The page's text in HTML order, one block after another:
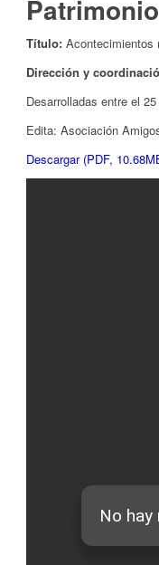
Título: Acontecimientos
Dirección y
Desarrolladas entre el
Edita: Asociación
Descargar (PDF,